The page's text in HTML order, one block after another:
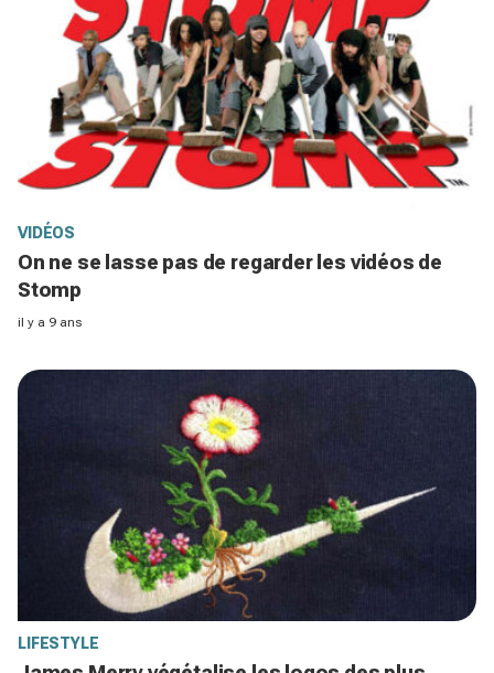
VIDÉOS
On ne se lasse pas de regarder les vidéos de
Stomp
il y a 9 ans
LIFESTYLE